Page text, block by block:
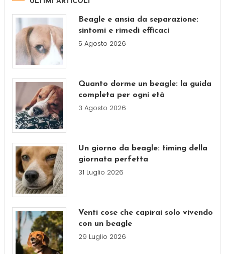
Beagle e ansia da separazione:
sintomi e rimedi efficaci
5 Agosto 2026
Quanto dorme un beagle: la guida
completa per ogni età
3 Agosto 2026
Un giorno da beagle: timing della
giornata perfetta
31 Luglio 2026
Venti cose che capirai solo vivendo
con un beagle
29 Luglio 2026